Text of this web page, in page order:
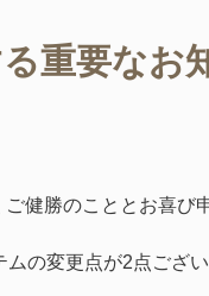
重要なお
健勝のこととお喜び
の変更点が2点ござい